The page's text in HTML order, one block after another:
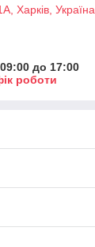
Харків, Україна
до 17:00
роботи